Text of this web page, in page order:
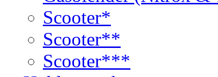
Scooter*
Scooter**
Scooter***